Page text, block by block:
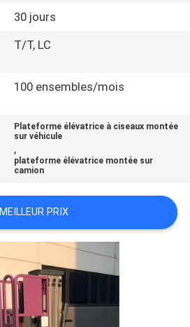
30 jours
T/T, LC
100 ensembles/mois
Plateforme élévatrice à ciseaux montée
sur véhicule
,
plateforme élévatrice montée sur
camion
MEILLEUR PRIX